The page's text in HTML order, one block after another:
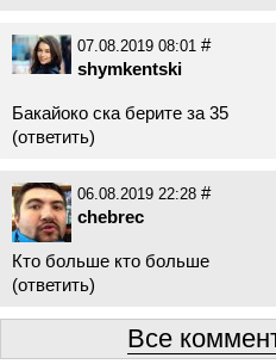
07.08.2019 08:01 #
shymkentski
Бакайоко ска берите за 35
(ответить)
06.08.2019 22:28 #
chebrec
Кто больше кто больше
(ответить)
Все